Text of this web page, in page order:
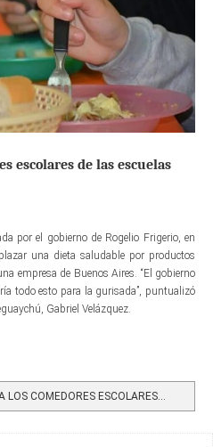
escolares de las escuelas
por el gobierno de Rogelio Frigerio, en
una dieta saludable por productos
empresa de Buenos Aires. “El gobierno
todo esto para la gurisada”, puntualizó
Gabriel Velázquez.
COMEDORES ESCOLARES...